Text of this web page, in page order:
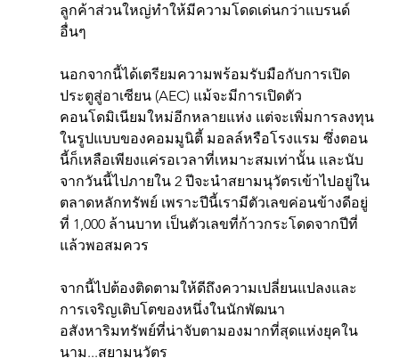
ลูกค้าส่วนใหญ่ทำให้มีความโดดเด่นกว่าแบรนด์
อื่นๆ
นอกจากนี้ได้เตรียมความพร้อมรับมือกับการเปิด
ประตูสู่อาเซียน (AEC) แม้จะมีการเปิดตัว
คอนโดมิเนียมใหม่อีกหลายแห่ง แต่จะเพิ่มการลงทุน
ในรูปแบบของคอมมูนิตี้ มอลล์หรือโรงแรม ซึ่งตอน
นี้ก็เหลือเพียงแค่รอเวลาที่เหมาะสมเท่านั้น และนับ
จากวันนี้ไปภายใน 2 ปีจะนำสยามนุวัตรเข้าไปอยู่ใน
ตลาดหลักทรัพย์ เพราะปีนี้เรามีตัวเลขค่อนข้างดีอยู่
ที่ 1,000 ล้านบาท เป็นตัวเลขที่ก้าวกระโดดจากปีที่
แล้วพอสมควร
จากนี้ไปต้องติดตามให้ดีถึงความเปลี่ยนแปลงและ
การเจริญเติบโตของหนึ่งในนักพัฒนา
อสังหาริมทรัพย์ที่น่าจับตามองมากที่สุดแห่งยุคใน
นาม...สยามนุวัตร